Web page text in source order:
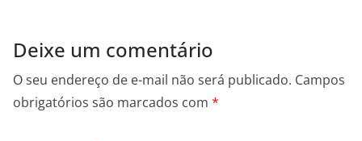
Deixe um comentário
O seu endereço de e-mail não será publicado. Campos
obrigatórios são marcados com *